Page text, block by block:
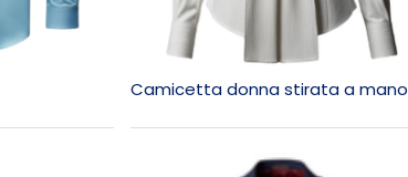
Camicetta donna stirata a mano